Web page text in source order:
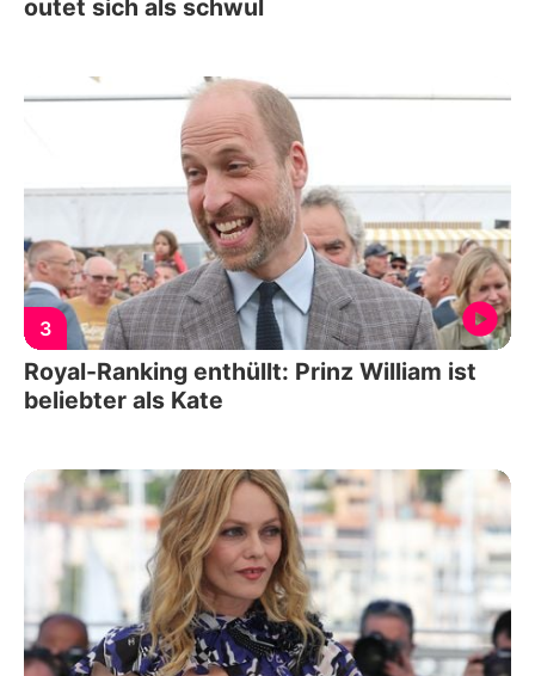
outet sich als schwul
3
Royal-Ranking enthüllt: Prinz William ist
beliebter als Kate